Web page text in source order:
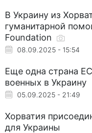
В Украину из
гуманитарной
Foundation
08.09.2025 - 15:54
Еще одна страна
военных в Украину
05.09.2025 - 21:49
Хорватия
для Украины